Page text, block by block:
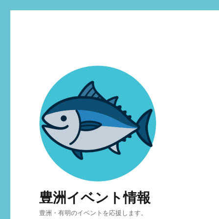
豊洲イベント情報
豊洲・有明のイベントを応援します。